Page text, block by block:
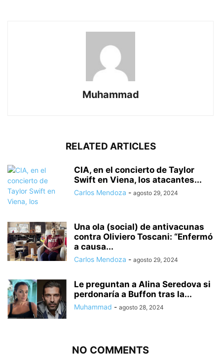
Muhammad
RELATED ARTICLES
CIA, en el concierto de Taylor
Swift en Viena, los atacantes...
Carlos Mendoza - agosto 29, 2024
Una ola (social) de antivacunas
contra Oliviero Toscani: “Enfermó
a causa...
Carlos Mendoza - agosto 29, 2024
Le preguntan a Alina Seredova si
perdonaría a Buffon tras la...
Muhammad - agosto 28, 2024
NO COMMENTS